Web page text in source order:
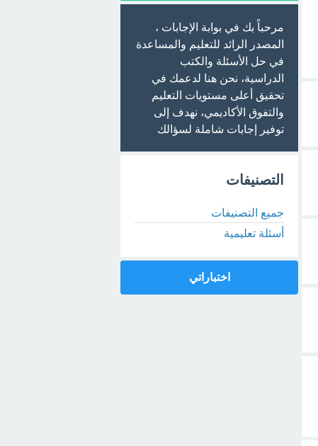
مرحباً بك في بوابة الإجابات ،
المصدر الرائد للتعليم والمساعدة
في حل الأسئلة والكتب
الدراسية، نحن هنا لدعمك في
تحقيق أعلى مستويات التعليم
والتفوق الأكاديمي، نهدف إلى
توفير إجابات شاملة لسؤالك
التصنيفات
جميع التصنيفات
أسئلة تعليمية
اختباراتي